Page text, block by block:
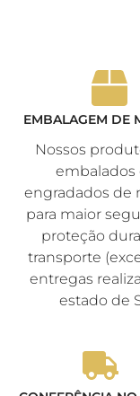
Resistência
Energética
EMBALAGEM DE
Nossos
embalados
engradados de
para maior
proteção
transporte
entregas
estado de